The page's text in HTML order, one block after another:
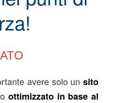
avere solo un sito
ottimizzato in base al